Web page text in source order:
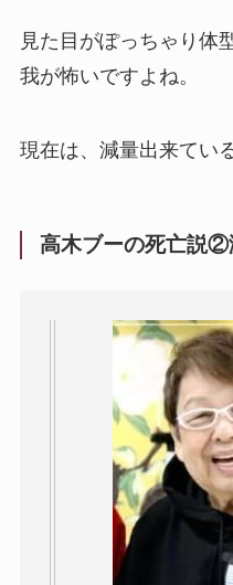
見た目がぽっちゃり体
我が怖いですよね。
現在は、減量出来てい
高木ブーの死亡説②